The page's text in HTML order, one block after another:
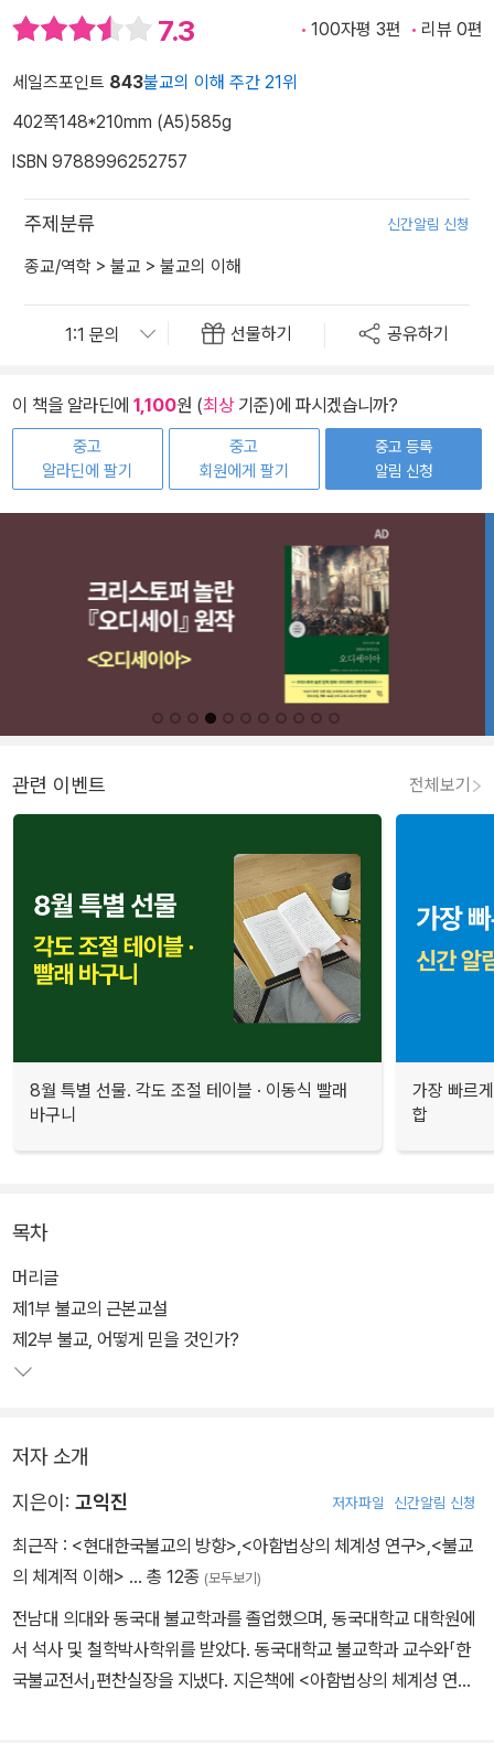
7.3 100자평 3편 리뷰 0편
세일즈포인트 843불교의 이해 주간 21위
402쪽148*210mm (A5)585g
ISBN 9788996252757
주제분류 신간알림 신청
종교/역학 > 불교 > 불교의 이해
선물하기 공유하기
이 책을 알라딘에 1,100원 (최상기준)에 파시겠습니까?
중고
알라딘에 팔기
중고
회원에게 팔기
중고 등록
알림 신청
관련 이벤트 전체보기
8월 특별 선물. 각도 조절 테이블 · 이동식 빨래
바구니
가장 빠르
합
목차
머리글
제1부 불교의 근본교설
제2부 불교, 어떻게 믿을 것인가?
저자 소개
지은이: 고익진 저자파일 신간알림 신청
최근작 : <현대한국불교의 방향>,<아함법상의 체계성 연구>,<불교
의 체계적 이해> … 총 12종 (모두보기)
전남대 의대와 동국대 불교학과를 졸업했으며, 동국대학교 대학원에
서 석사 및 철학박사학위를 받았다. 동국대학교 불교학과 교수와「한
국불교전서」편찬실장을 지냈다. 지은책에 <아함법상의 체계성 연구